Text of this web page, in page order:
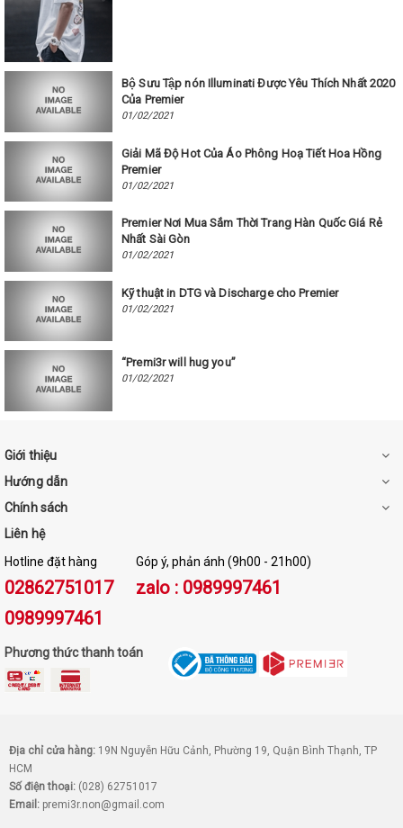
Bộ Sưu Tập nón Illuminati Được Yêu Thích Nhất 2020
Của Premier
01/02/2021
Giải Mã Độ Hot Của Áo Phông Hoạ Tiết Hoa Hồng
Premier
01/02/2021
Premier Nơi Mua Sắm Thời Trang Hàn Quốc Giá Rẻ
Nhất Sài Gòn
01/02/2021
Kỹ thuật in DTG và Discharge cho Premier
01/02/2021
“Premi3r will hug you”
01/02/2021
Giới thiệu
Hướng dẫn
Chính sách
Liên hệ
Hotline đặt hàng
02862751017
0989997461
Góp ý, phản ánh (9h00 - 21h00)
zalo : 0989997461
Phương thức thanh toán
Địa chỉ cửa hàng: 19N Nguyễn Hữu Cảnh, Phường 19, Quận Bình Thạnh, TP
HCM
Số điện thoại: (028) 62751017
Email: premi3r.non@gmail.com